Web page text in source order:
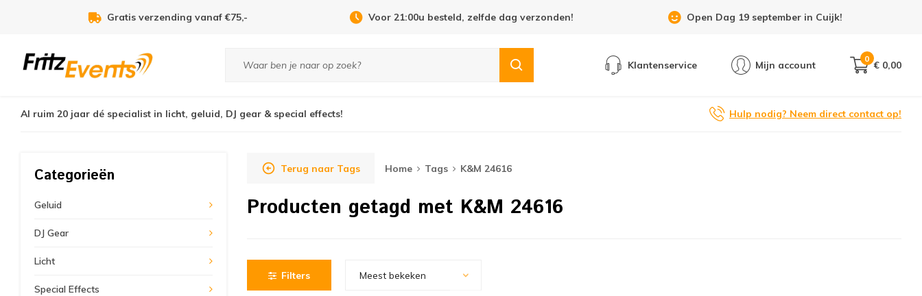
Gratis verzending vanaf €75,- Voor 21:00u besteld, zelfde dag verzonden! Open Dag 19 september in Cuijk!
Klantenservice Mijn account
0
€ 0,00
Al ruim 20 jaar dé specialist in licht, geluid, DJ gear & special effects! Hulp nodig? Neem direct contact op!
Categorieën
Geluid
DJ Gear
Licht
Special Effects
Terug naar Tags Home Tags K&M 24616
Producten getagd met K&M 24616
Filters Meest bekeken